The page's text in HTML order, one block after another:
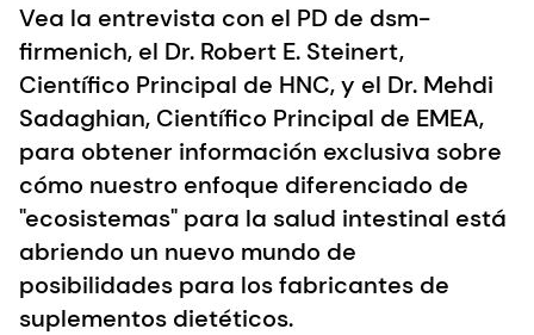
Vea la entrevista con el PD de dsm-
firmenich, el Dr. Robert E. Steinert,
Científico Principal de HNC, y el Dr. Mehdi
Sadaghian, Científico Principal de EMEA,
para obtener información exclusiva sobre
cómo nuestro enfoque diferenciado de
"ecosistemas" para la salud intestinal está
abriendo un nuevo mundo de
posibilidades para los fabricantes de
suplementos dietéticos.